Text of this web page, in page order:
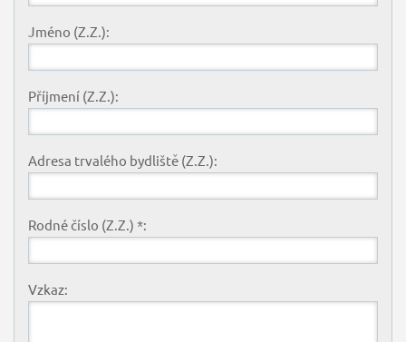
Jméno (Z.Z.):
Příjmení (Z.Z.):
Adresa trvalého bydliště (Z.Z.):
Rodné číslo (Z.Z.) *:
Vzkaz: